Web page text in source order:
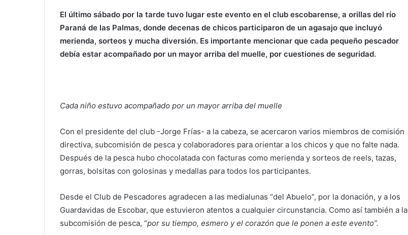
El último sábado por la tarde tuvo lugar este evento en el club escobarense, a orillas del río
Paraná de las Palmas, donde decenas de chicos participaron de un agasajo que incluyó
merienda, sorteos y mucha diversión. Es importante mencionar que cada pequeño pescador
debía estar acompañado por un mayor arriba del muelle, por cuestiones de seguridad.
Cada niño estuvo acompañado por un mayor arriba del muelle
Con el presidente del club -Jorge Frías- a la cabeza, se acercaron varios miembros de comisión
directiva, subcomisión de pesca y colaboradores para orientar a los chicos y que no falte nada.
Después de la pesca hubo chocolatada con facturas como merienda y sorteos de reels, tazas,
gorras, bolsitas con golosinas y medallas para todos los participantes.
Desde el Club de Pescadores agradecen a las medialunas “del Abuelo”, por la donación, y a los
Guardavidas de Escobar, que estuvieron atentos a cualquier circunstancia. Como así también a la
subcomisión de pesca, “por su tiempo, esmero y el corazón que le ponen a este evento”.